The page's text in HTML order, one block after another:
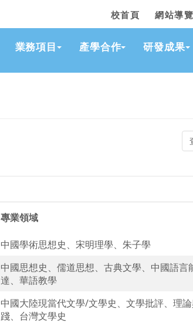
校首頁 網站導覽
業務項目 產學合作 研發成果
專業領域
中國學術思想史、宋明理學、朱子學
中國思想史、儒道思想、古典文學、中國語言
達、華語教學
中國大陸現當代文學/文學史、文學批評、理
踐、台灣文學史